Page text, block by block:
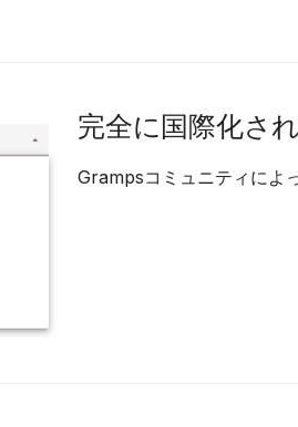
完全に国際化さ
Grampsコミュニティによ